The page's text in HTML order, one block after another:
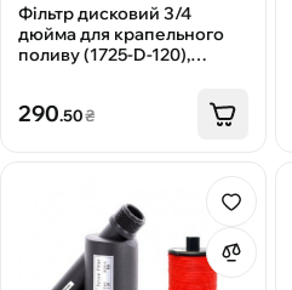
Фільтр дисковий 3/4
дюйма для крапельного
поливу (1725-D-120),
290.50₴